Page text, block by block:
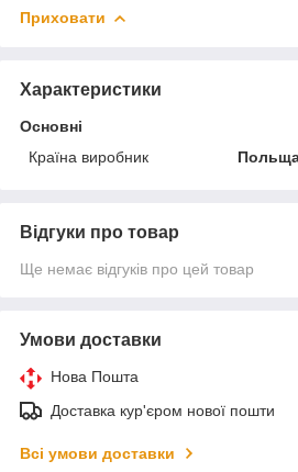
Приховати
Характеристики
Основні
Країна виробник
Відгуки про товар
Ще немає відгуків про цей товар
Умови доставки
Нова Пошта
Доставка кур'єром нової пошти
Всі умови доставки